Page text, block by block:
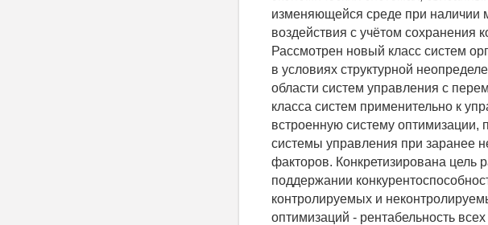
изменяющейся среде при наличии
воздействия с учётом сохранения
Рассмотрен новый класс систем
в условиях структурной
области систем управления с
класса систем применительно к
встроенную систему
системы управления при заранее
факторов. Конкретизирована
поддержании
контролируемых и
оптимизаций - рентабельность